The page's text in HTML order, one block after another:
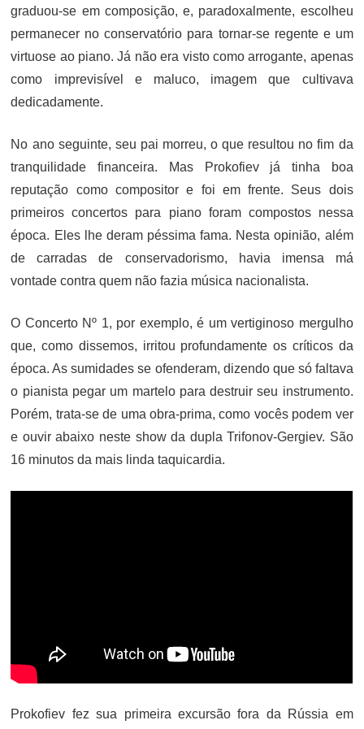
graduou-se em composição, e, paradoxalmente, escolheu
permanecer no conservatório para tornar-se regente e um
virtuose ao piano. Já não era visto como arrogante, apenas
como imprevisível e maluco, imagem que cultivava
dedicadamente.
No ano seguinte, seu pai morreu, o que resultou no fim da
tranquilidade financeira. Mas Prokofiev já tinha boa
reputação como compositor e foi em frente. Seus dois
primeiros concertos para piano foram compostos nessa
época. Eles lhe deram péssima fama. Nesta opinião, além
de carradas de conservadorismo, havia imensa má
vontade contra quem não fazia música nacionalista.
O Concerto Nº 1, por exemplo, é um vertiginoso mergulho
que, como dissemos, irritou profundamente os críticos da
época. As sumidades se ofenderam, dizendo que só faltava
o pianista pegar um martelo para destruir seu instrumento.
Porém, trata-se de uma obra-prima, como vocês podem ver
e ouvir abaixo neste show da dupla Trifonov-Gergiev. São
16 minutos da mais linda taquicardia.
Prokofiev fez sua primeira excursão fora da Rússia em